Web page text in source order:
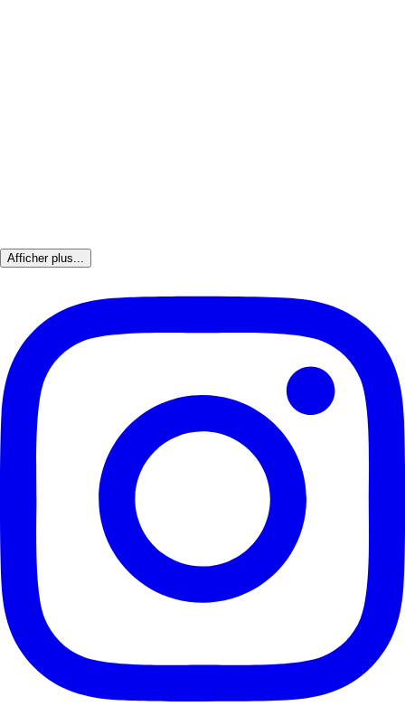
Afficher plus...